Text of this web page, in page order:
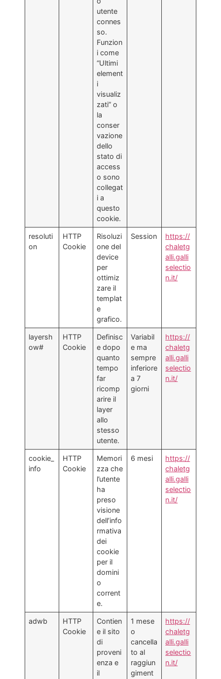
utente
connes
so.
Funzion
i come
“Ultimi
element
i
visualiz
zati” o
la
conser
vazione
dello
stato di
access
o sono
collegat
i a
questo
cookie.
resoluti
on
HTTP
Cookie
Risoluzi
one del
device
per
ottimiz
zare il
templat
e
grafico.
Session
https://
chaletg
alli.galli
selectio
n.it/
layersh
ow#
HTTP
Cookie
Definisc
e dopo
quanto
tempo
far
ricomp
arire il
layer
allo
stesso
utente.
Variabil
e ma
sempre
inferiore
a 7
giorni
https://
chaletg
alli.galli
selectio
n.it/
cookie_
info
HTTP
Cookie
Memori
zza che
l’utente
ha
preso
visione
dell’info
rmativa
dei
cookie
per il
domini
o
corrent
e.
6 mesi
https://
chaletg
alli.galli
selectio
n.it/
adwb
HTTP
Cookie
Contien
e il sito
di
proveni
enza e
il
1 mese
o
cancella
to al
raggiun
giment
https://
chaletg
alli.galli
selectio
n.it/